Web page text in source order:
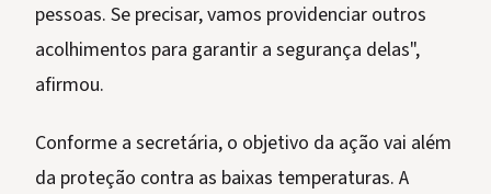
pessoas. Se precisar, vamos providenciar outros
acolhimentos para garantir a segurança delas",
afirmou.
Conforme a secretária, o objetivo da ação vai além
da proteção contra as baixas temperaturas. A